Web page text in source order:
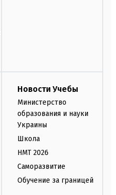
Новости Учебы
Министерство
образования и науки
Украины
Школа
НМТ 2026
Саморазвитие
Обучение за границей